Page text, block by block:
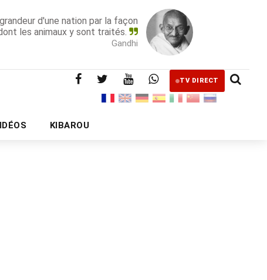
d'une nation par la façon
les animaux y sont traités.
Gandhi
TV DIRECT
KIBAROU